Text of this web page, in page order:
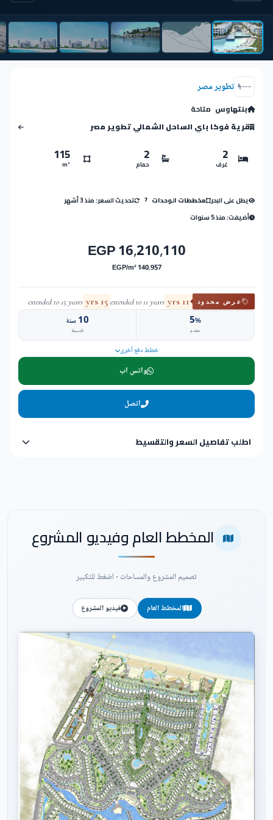
تطوير مصر
بنتهاوس متاحة
قرية فوكا باي الساحل الشمالي تطوير مصر
2
غرف
2
حمام
115
m²
يطل على البحر مخططات الوحدات 7
تحديث السعر: منذ 3 أشهر
أضيفت: منذ 5 سنوات
16,210,110 EGP
140,957 EGP/m²
عرض محدود 11 yrs
extended to 11 years
15 yrs
extended to 15 years
5%
مقدم
10 سنة
تقسيط
خطط دفع أخرى
واتس اب
اتصل
اطلب تفاصيل السعر والتقسيط
المخطط العام وفيديو المشروع
تصميم المشروع والمساحات - اضغط للتكبير
المخطط العام فيديو المشروع